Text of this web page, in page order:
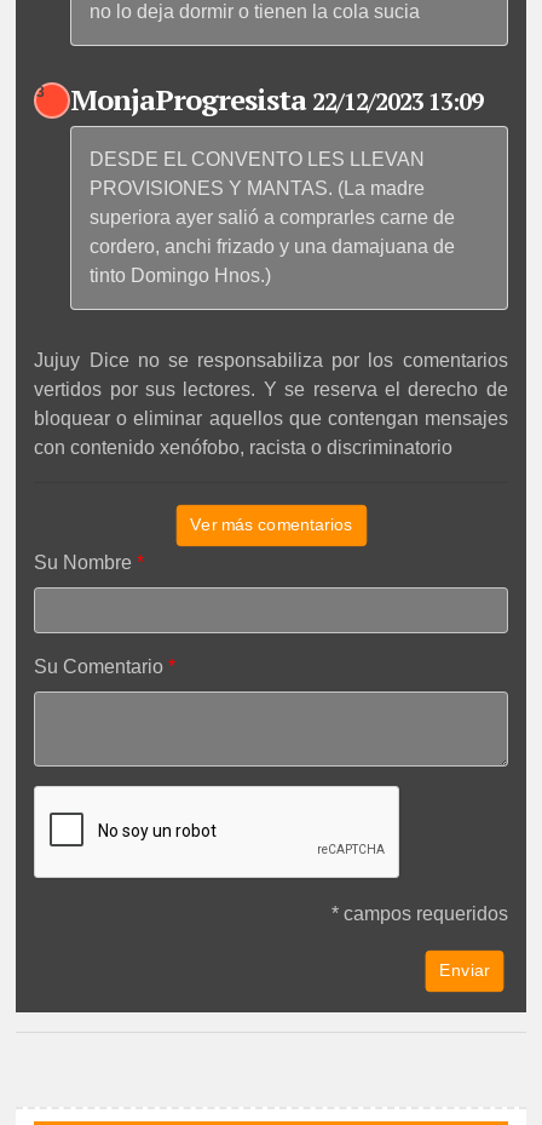
no lo deja dormir o tienen la cola sucia
3 MonjaProgresista 22/12/2023 13:09
DESDE EL CONVENTO LES LLEVAN
PROVISIONES Y MANTAS. (La madre
superiora ayer salió a comprarles carne de
cordero, anchi frizado y una damajuana de
tinto Domingo Hnos.)
Jujuy Dice no se responsabiliza por los comentarios
vertidos por sus lectores. Y se reserva el derecho de
bloquear o eliminar aquellos que contengan mensajes
con contenido xenófobo, racista o discriminatorio
Ver más comentarios
Su Nombre
Su Comentario
* campos requeridos